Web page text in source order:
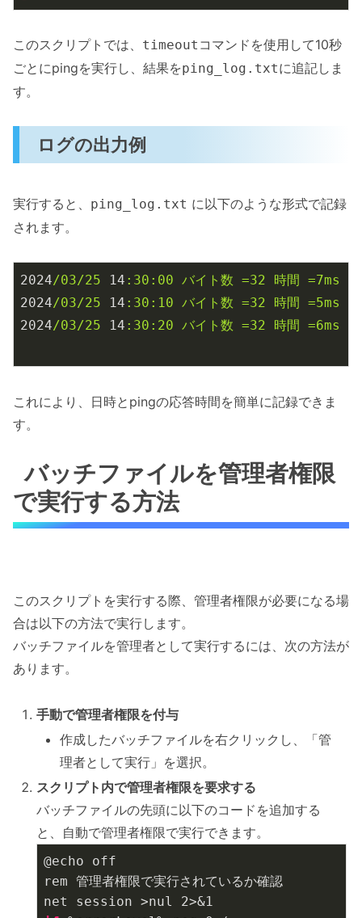
このスクリプトでは、 timeout コマンドを使用して10秒
ごとにpingを実行し、結果をping_log.txtに追記しま
す。
ログの出力例
実行すると、 ping_log.txt に以下のような形式で記録
されます。
2024/03/25 14 :30:00 バイト数 =32 時間 =7ms
2024/03/25 14 :30:10 バイト数 =32 時間 =5ms
2024/03/25 14 :30:20 バイト数 =32 時間 =6ms
これにより、日時とpingの応答時間を簡単に記録できま
す。
バッチファイルを管理者権限
で実行する方法
このスクリプトを実行する際、管理者権限が必要になる場
合は以下の方法で実行します。
バッチファイルを管理者として実行するには、次の方法が
あります。
手動で管理者権限を付与
作成したバッチファイルを右クリックし、「管
理者として実行」を選択。
スクリプト内で管理者権限を要求する
バッチファイルの先頭に以下のコードを追加する
と、自動で管理者権限で実行できます。
@echo off
rem 管理者権限で実行されているか確認
net session >nul 2>&1